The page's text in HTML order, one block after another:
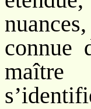
connue